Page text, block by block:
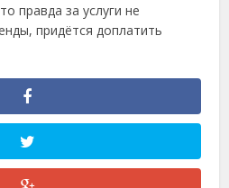
правда за услуги не
придётся доплатить